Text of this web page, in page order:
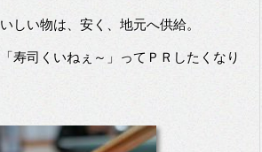
しい物は、安く、地元へ供給。
寿司くいねぇ～」ってＰＲしたくなり